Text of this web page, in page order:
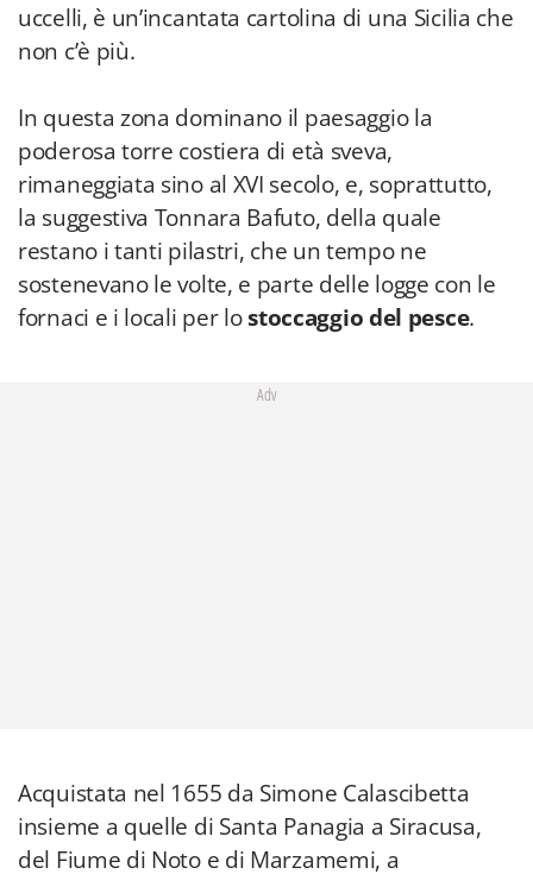
uccelli, è un’incantata cartolina di una Sicilia che
non c’è più.
In questa zona dominano il paesaggio la
poderosa torre costiera di età sveva,
rimaneggiata sino al XVI secolo, e, soprattutto,
la suggestiva Tonnara Bafuto, della quale
restano i tanti pilastri, che un tempo ne
sostenevano le volte, e parte delle logge con le
fornaci e i locali per lostoccaggio del pesce.
Adv
Acquistata nel 1655 da Simone Calascibetta
insieme a quelle di Santa Panagia a Siracusa,
del Fiume di Noto e di Marzamemi, a